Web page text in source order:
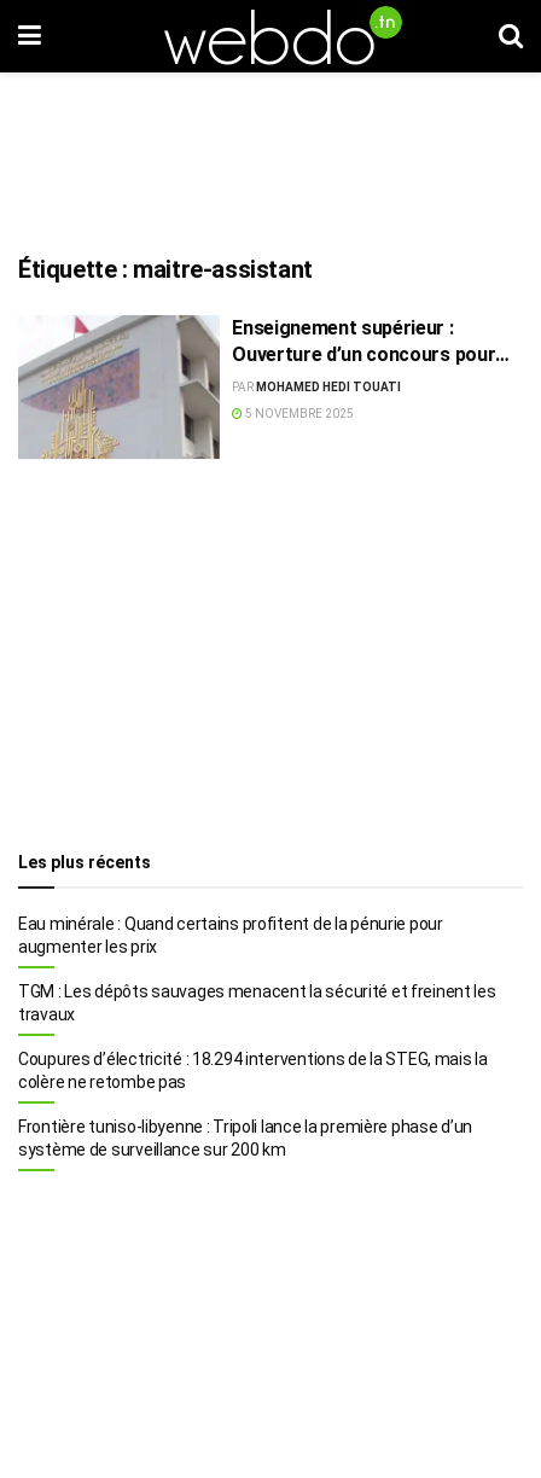
Étiquette : maitre-assistant
Enseignement supérieur :
Ouverture d’un concours pour
recruter 1350 maîtres-
assistants
PAR MOHAMED HEDI TOUATI
5 NOVEMBRE 2025
Les plus récents
Eau minérale : Quand certains profitent de la pénurie pour
augmenter les prix
TGM : Les dépôts sauvages menacent la sécurité et freinent les
travaux
Coupures d’électricité : 18.294 interventions de la STEG, mais la
colère ne retombe pas
Frontière tuniso-libyenne : Tripoli lance la première phase d’un
système de surveillance sur 200 km